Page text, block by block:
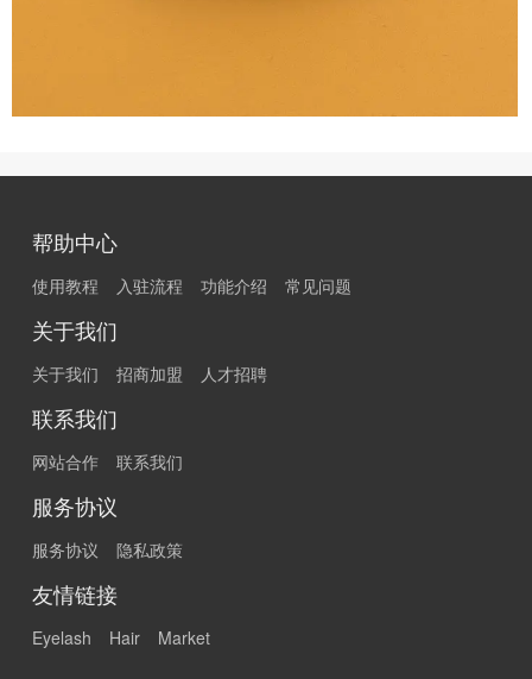
帮助中心
使用教程 入驻流程 功能介绍 常见问题
关于我们
关于我们 招商加盟 人才招聘
联系我们
网站合作 联系我们
服务协议
服务协议 隐私政策
友情链接
Eyelash Hair Market